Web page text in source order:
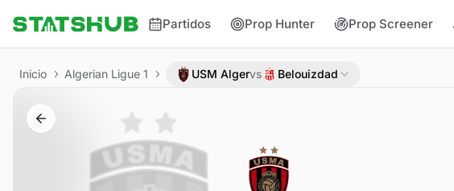
Partidos Prop Hunter Prop Screener
Inicio Algerian Ligue 1 USM Algervs Belouizdad